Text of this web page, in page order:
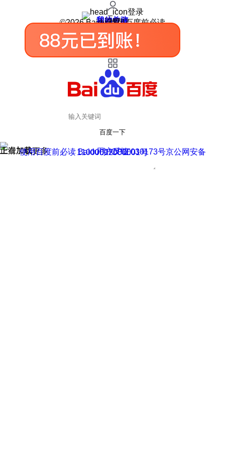
登录
我的关注
我的收藏
皮肤中心
用户反馈
设置
©2026 Baidu 使用百度前必读
百度一下
正在加载
上滑加载更多 用户反馈
使用百度前必读 Baidu 京ICP证030173号
京公网安备11000002000001号